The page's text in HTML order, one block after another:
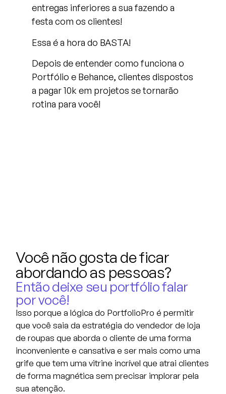
entregas inferiores a sua fazendo a
festa com os clientes!
Essa é a hora do BASTA!
Depois de entender como funciona o
Portfólio e Behance, clientes dispostos
a pagar 10k em projetos se tornarão
rotina para você!
Você não gosta de ficar
abordando as pessoas? ​
Então deixe seu portfólio falar
por você!
Isso porque a lógica do PortfolioPro é permitir
que você saia da estratégia do vendedor de loja
de roupas que aborda o cliente de uma forma
inconveniente e cansativa e ser mais como uma
grife que tem uma vitrine incrível que atrai clientes
de forma magnética sem precisar implorar pela
sua atenção.